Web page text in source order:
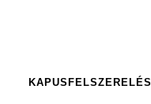
KAPUSFELSZERELÉS